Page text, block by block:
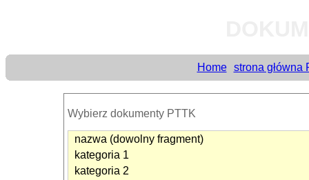
Home strona główna
Wybierz dokumenty PTTK
nazwa (dowolny fragment)
kategoria 1
kategoria 2